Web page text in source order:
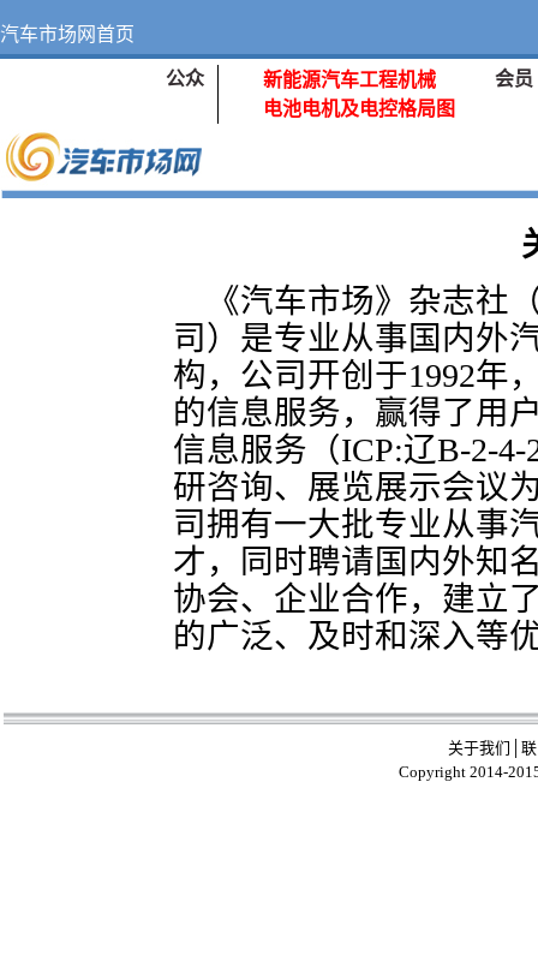
汽车市场网首页
公众 新能源汽车工程机械
会员
电池电机及电控格局图
《汽车市场》杂志社
司）是专业从事国内外
构，公司开创于1992年
的信息服务，赢得了用
信息服务（ICP:辽B-2-
研咨询、展览展示会议
司拥有一大批专业从事
才，同时聘请国内外知
协会、企业合作，建立
的广泛、及时和深入等
关于我们
Copyright 2014-